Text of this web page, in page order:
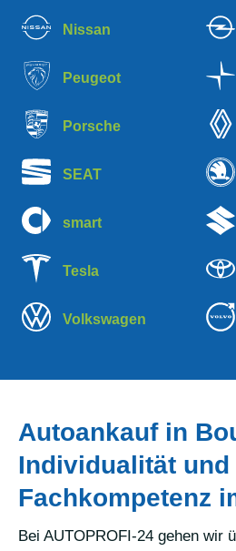
Nissan
Peugeot
Porsche
SEAT
smart
Tesla
Volkswagen
Autoankauf in
Individualität und
Fachkompetenz
Bei AUTOPROFI-24 gehen wir